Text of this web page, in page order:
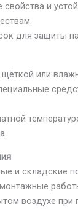
свойства и
для защиты
или
и складские
воздухе при